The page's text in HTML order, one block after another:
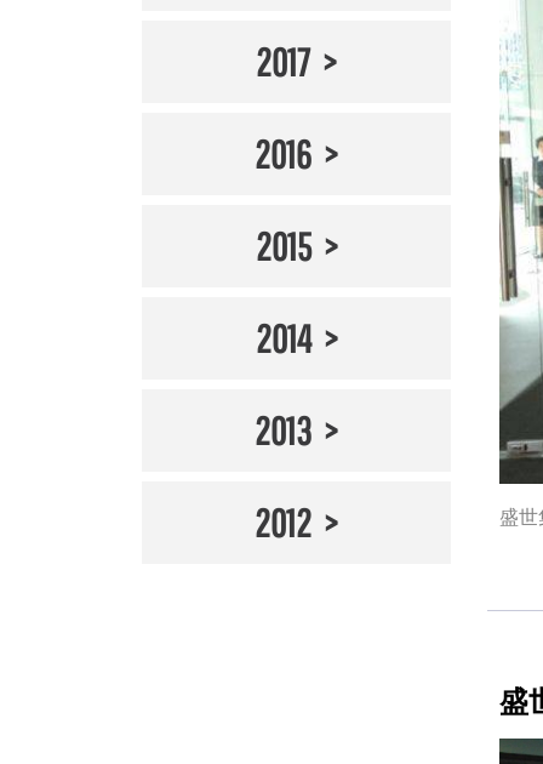
2017
2016
2015
2014
2013
2012 盛
盛